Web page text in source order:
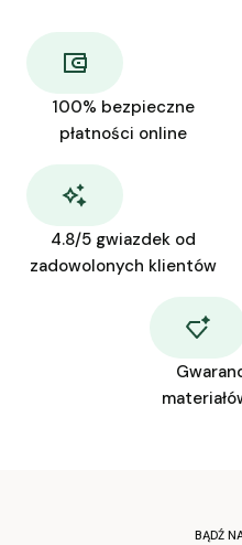
100% bezpieczne
płatności online
4.8/5 gwiazdek od
zadowolonych klientów
BĄDŹ